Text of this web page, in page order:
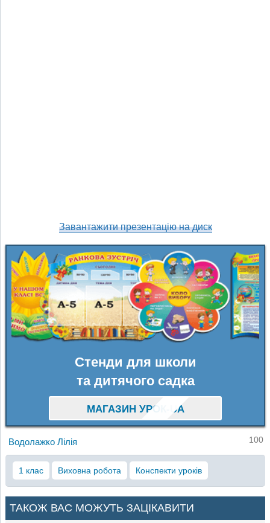
Завантажити презентацію на диск
Стенди для школи
та дитячого садка
МАГАЗИН УРОК-UA
Водолажко Лілія 100
1 клас Виховна робота Конспекти уроків
ТАКОЖ ВАС МОЖУТЬ ЗАЦІКАВИТИ